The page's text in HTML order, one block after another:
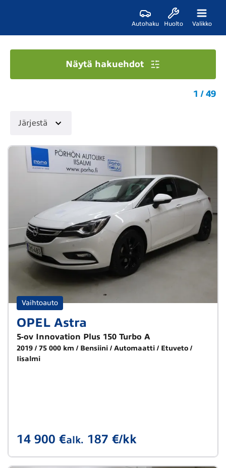
Autohaku Huolto Valikko
Näytä hakuehdot
1 / 49
Järjestä
Vaihtoauto
OPEL Astra
5-ov Innovation Plus 150 Turbo A
2019 75 000 km Bensiini Automaatti
Etuveto
Iisalmi
14 900 €alk. 187 €/kk